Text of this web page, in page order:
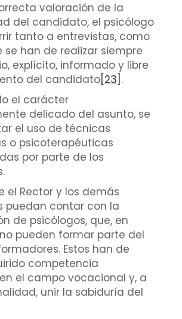
valoración de la
del candidato, el psicólogo
tanto a entrevistas, como
se han de realizar siempre
explícito, informado y libre
del candidato [23] .
el carácter
delicado del asunto, se
el uso de técnicas
o psicoterapéuticas
por parte de los
el Rector y los demás
puedan contar con la
de psicólogos, que, en
pueden formar parte del
Estos han de
competencia
el campo vocacional y, a
unir la sabiduría del